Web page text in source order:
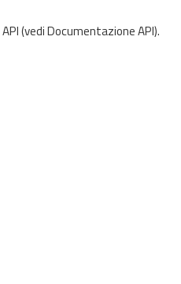
API(vediDocumentazione API).